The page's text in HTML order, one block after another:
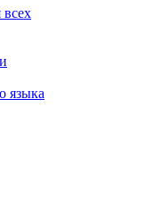
всех
языка